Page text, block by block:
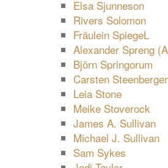
Elsa Sjunneson
Rivers Solomon
Fräulein SpiegeL
Alexander Spreng
Björn Springorum
Carsten
Leia Stone
Meike Stoverock
James A. Sullivan
Michael J. Sullivan
Sam Sykes